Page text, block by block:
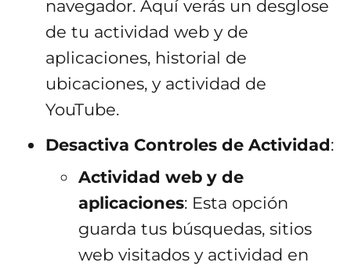
navegador. Aquí verás un desglose
de tu actividad web y de
aplicaciones, historial de
ubicaciones, y actividad de
YouTube.
Desactiva Controles de Actividad:
Actividad web y de
aplicaciones: Esta opción
guarda tus búsquedas, sitios
web visitados y actividad en